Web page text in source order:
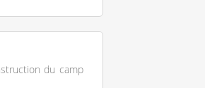
du camp